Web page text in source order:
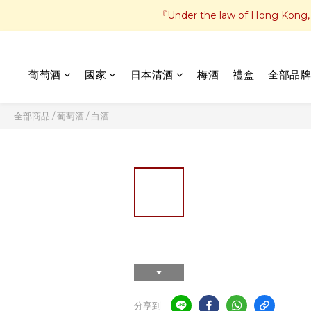
『Under the law of Hong
葡萄酒 國家 日本清酒 梅酒 禮盒 全部品牌
全部商品 /葡萄酒/白酒
分享到